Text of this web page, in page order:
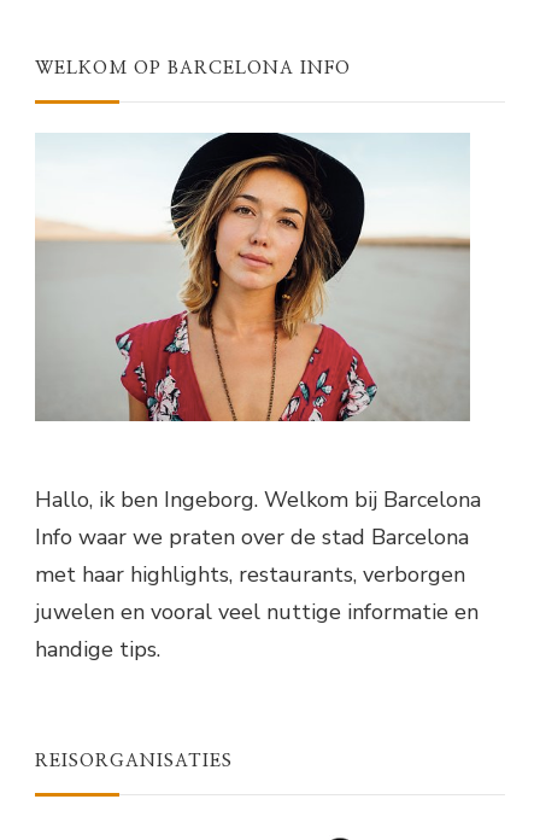
WELKOM OP BARCELONA INFO
Hallo, ik ben Ingeborg. Welkom bij Barcelona
Info waar we praten over de stad Barcelona
met haar highlights, restaurants, verborgen
juwelen en vooral veel nuttige informatie en
handige tips.
REISORGANISATIES